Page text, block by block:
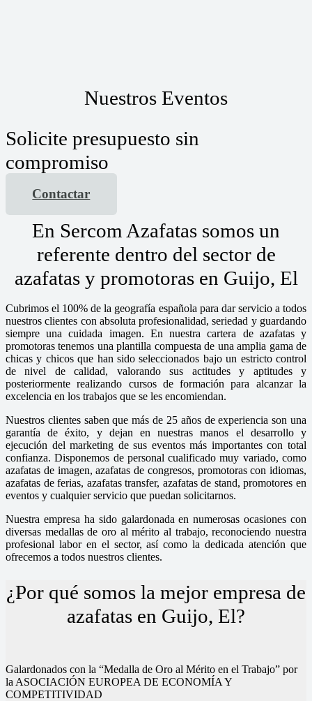
Nuestros Eventos
Solicite presupuesto sin
compromiso
Contactar
En Sercom Azafatas somos un
referente dentro del sector de
azafatas y promotoras en Guijo, El
Cubrimos el 100% de la geografía española para dar servicio a todos
nuestros clientes con absoluta profesionalidad, seriedad y guardando
siempre una cuidada imagen. En nuestra cartera de azafatas y
promotoras tenemos una plantilla compuesta de una amplia gama de
chicas y chicos que han sido seleccionados bajo un estricto control
de nivel de calidad, valorando sus actitudes y aptitudes y
posteriormente realizando cursos de formación para alcanzar la
excelencia en los trabajos que se les encomiendan.
Nuestros clientes saben que más de 25 años de experiencia son una
garantía de éxito, y dejan en nuestras manos el desarrollo y
ejecución del marketing de sus eventos más importantes con total
confianza. Disponemos de personal cualificado muy variado, como
azafatas de imagen, azafatas de congresos, promotoras con idiomas,
azafatas de ferias, azafatas transfer, azafatas de stand, promotores en
eventos y cualquier servicio que puedan solicitarnos.
Nuestra empresa ha sido galardonada en numerosas ocasiones con
diversas medallas de oro al mérito al trabajo, reconociendo nuestra
profesional labor en el sector, así como la dedicada atención que
ofrecemos a todos nuestros clientes.
¿Por qué somos la mejor empresa de
azafatas en Guijo, El?
Galardonados con la “Medalla de Oro al Mérito en el Trabajo” por
la ASOCIACIÓN EUROPEA DE ECONOMÍA Y
COMPETITIVIDAD